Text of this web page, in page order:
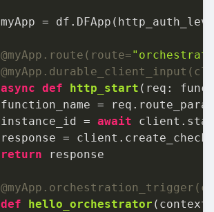
myApp =
@myApp.route( route=
@myApp.durable_client_input(
async def http_start ( req:
function_name =
instance_id = await
return response
@myApp.orchestration_trigger(
def
hello_orchestrator ( context